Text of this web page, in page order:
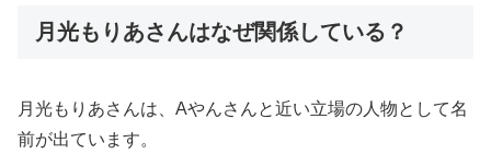
月光もりあさんはなぜ関係している？
月光もりあさんは、Aやんさんと近い立場の人物として名
前が出ています。